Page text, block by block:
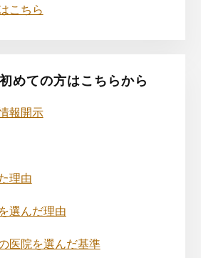
こちら
めての方はこちらから
報開示
理由
選んだ理由
医院を選んだ基準